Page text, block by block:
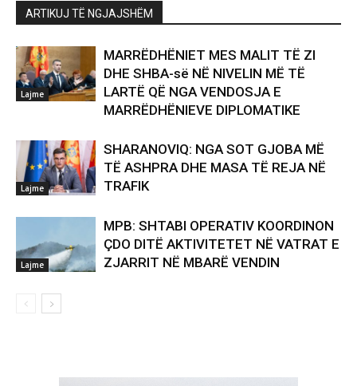
ARTIKUJ TË NGJAJSHËM
Lajme
MARRËDHËNIET MES MALIT TË ZI
DHE SHBA-së NË NIVELIN MË TË
LARTË QË NGA VENDOSJA E
MARRËDHËNIEVE DIPLOMATIKE
Lajme
SHARANOVIQ: NGA SOT GJOBA MË
TË ASHPRA DHE MASA TË REJA NË
TRAFIK
Lajme
MPB: SHTABI OPERATIV KOORDINON
ÇDO DITË AKTIVITETET NË VATRAT E
ZJARRIT NË MBARË VENDIN